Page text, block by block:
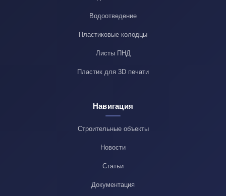
Водоотведение
Пластиковые колодцы
Листы ПНД
Пластик для 3D печати
Навигация
Строительные объекты
Новости
Статьи
Документация